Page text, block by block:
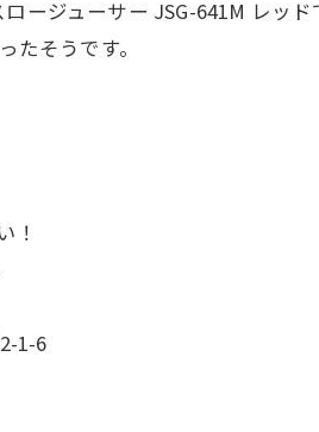
ージューサー JSG-641M レッド
たそうです。
！
1-6